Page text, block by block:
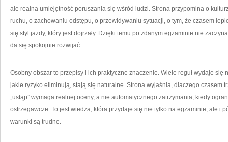
ale realna umiejętność poruszania się wśród ludzi. Strona przypomina o
ruchu, o zachowaniu odstępu, o przewidywaniu sytuacji, o tym, że czasem
się styl jazdy, który jest dojrzały. Dzięki temu po zdanym egzaminie nie
da się spokojnie rozwijać.
Osobny obszar to przepisy i ich praktyczne znaczenie. Wiele reguł wydaje
jakie ryzyko eliminują, stają się naturalne. Strona wyjaśnia, dlaczego czasem
„ustąp” wymaga realnej oceny, a nie automatycznego zatrzymania, kiedy
ostrzegawcze. To jest wiedza, która przydaje się nie tylko na egzaminie, ale i
warunki są trudne.